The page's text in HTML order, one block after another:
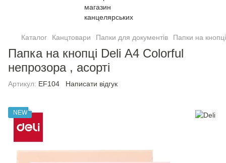
Каталог Канцтовари Папки для документів Папки на кнопцi
Папка на кнопці Deli А4 Colorful
непрозора , асорті
Артикул: EF104 Написати відгук
NEW